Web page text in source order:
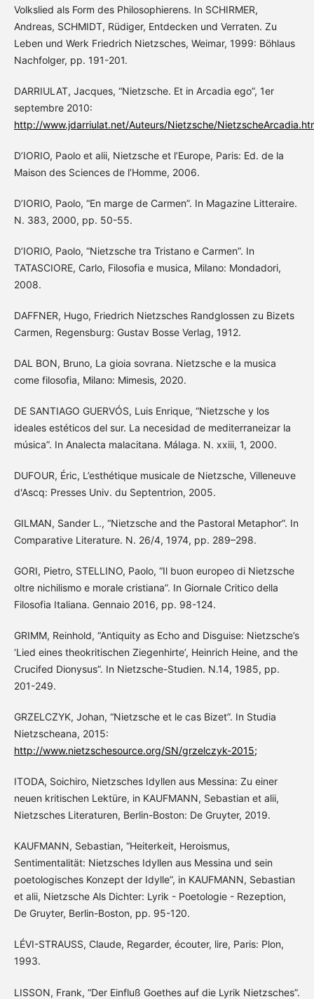
Volkslied als Form des Philosophierens. In SCHIRMER,
Andreas, SCHMIDT, Rüdiger, Entdecken und Verraten. Zu
Leben und Werk Friedrich Nietzsches, Weimar, 1999: Böhlaus
Nachfolger, pp. 191-201.
DARRIULAT, Jacques, “Nietzsche. Et in Arcadia ego”, 1er
septembre 2010:
http://www.jdarriulat.net/Auteurs/Nietzsche/
D’IORIO, Paolo et alii, Nietzsche et l’Europe, Paris: Ed. de la
Maison des Sciences de l’Homme, 2006.
D’IORIO, Paolo, “En marge de Carmen”. In Magazine Litteraire.
N. 383, 2000, pp. 50-55.
D’IORIO, Paolo, “Nietzsche tra Tristano e Carmen”. In
TATASCIORE, Carlo, Filosofia e musica, Milano: Mondadori,
2008.
DAFFNER, Hugo, Friedrich Nietzsches Randglossen zu Bizets
Carmen, Regensburg: Gustav Bosse Verlag, 1912.
DAL BON, Bruno, La gioia sovrana. Nietzsche e la musica
come filosofia, Milano: Mimesis, 2020.
DE SANTIAGO GUERVÓS, Luis Enrique, “Nietzsche y los
ideales estéticos del sur. La necesidad de mediterraneizar la
música”. In Analecta malacitana. Málaga. N. xxiii, 1, 2000.
DUFOUR, Éric, L’esthétique musicale de Nietzsche, Villeneuve
d'Ascq: Presses Univ. du Septentrion, 2005.
GILMAN, Sander L., “Nietzsche and the Pastoral Metaphor”. In
Comparative Literature. N. 26/4, 1974, pp. 289–298.
GORI, Pietro, STELLINO, Paolo, “Il buon europeo di Nietzsche
oltre nichilismo e morale cristiana”. In Giornale Critico della
Filosofia Italiana. Gennaio 2016, pp. 98-124.
GRIMM, Reinhold, “Antiquity as Echo and Disguise: Nietzsche’s
‘Lied eines theokritischen Ziegenhirte’, Heinrich Heine, and the
Crucifed Dionysus”. In Nietzsche-Studien. N.14, 1985, pp.
201-249.
GRZELCZYK, Johan, “Nietzsche et le cas Bizet”. In Studia
Nietzscheana, 2015:
http://www.nietzschesource.org/SN/grzelczyk-2015;
ITODA, Soichiro, Nietzsches Idyllen aus Messina: Zu einer
neuen kritischen Lektüre, in KAUFMANN, Sebastian et alii,
Nietzsches Literaturen, Berlin-Boston: De Gruyter, 2019.
KAUFMANN, Sebastian, “Heiterkeit, Heroismus,
Sentimentalität: Nietzsches Idyllen aus Messina und sein
poetologisches Konzept der Idylle”, in KAUFMANN, Sebastian
et alii, Nietzsche Als Dichter: Lyrik - Poetologie - Rezeption,
De Gruyter, Berlin-Boston, pp. 95-120.
LÉVI-STRAUSS, Claude, Regarder, écouter, lire, Paris: Plon,
1993.
LISSON, Frank, “Der Einfluß Goethes auf die Lyrik Nietzsches”.